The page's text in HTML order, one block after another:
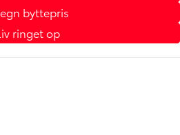
byttepris
ringet op